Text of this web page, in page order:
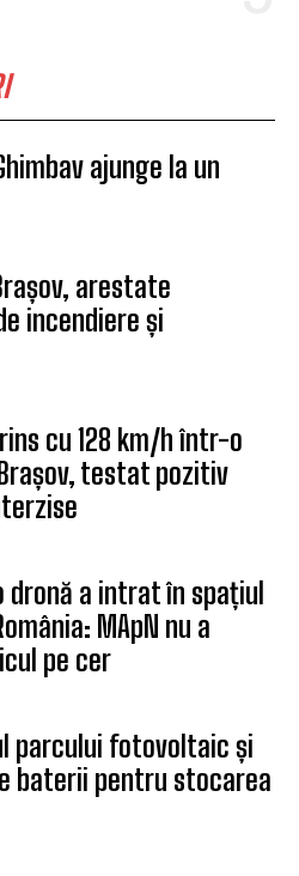
ajunge la un
arestate
incendiere și
cu 128 km/h într-o
testat pozitiv
dronă a intrat în spațiul
MApN nu a
pe cer
parcului fotovoltaic și
baterii pentru stocarea